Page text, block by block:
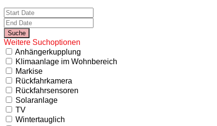
Weitere Suchoptionen
Anhängerkupplung
Klimaanlage im Wohnbereich
Markise
Rückfahrkamera
Rückfahrsensoren
Solaranlage
TV
Wintertauglich